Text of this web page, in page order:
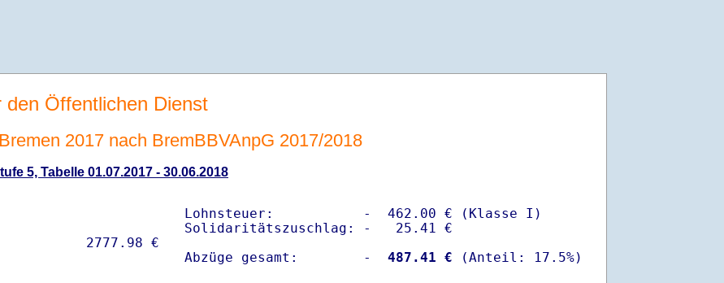
Öffentlichen Dienst
2017 nach BremBBVAnpG 2017/2018
5, Tabelle 01.07.2017 - 30.06.2018
Lohnsteuer:           -  462.00 € (Klasse I)
Solidaritätszuschlag: -   25.41 €
Abzüge gesamt:        -
  487.41 €